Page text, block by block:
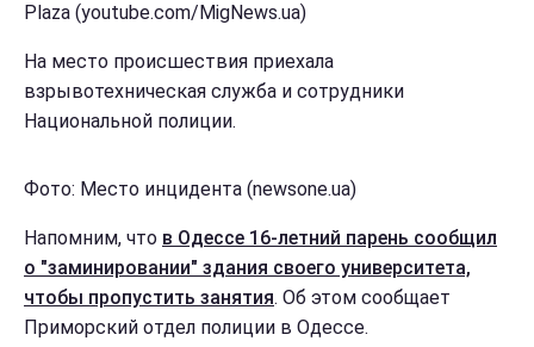
Plaza (youtube.com/MigNews.ua)
На место происшествия приехала
взрывотехническая служба и сотрудники
Национальной полиции.
Фото: Место инцидента (newsone.ua)
Напомним, что в Одессе 16-летний парень сообщил
о "заминировании" здания своего университета,
чтобы пропустить занятия. Об этом сообщает
Приморский отдел полиции в Одессе.